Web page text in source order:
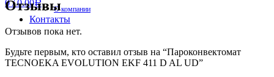
0/ 0.00Р
О компании
Контакты
Отзывы
Отзывов пока нет.
Будьте первым, кто оставил отзыв на “Пароконвектомат
TECNOEKA EVOLUTION EKF 411 D AL UD”